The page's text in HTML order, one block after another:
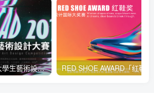
TICAD臺灣國際大學生藝術設計大賽